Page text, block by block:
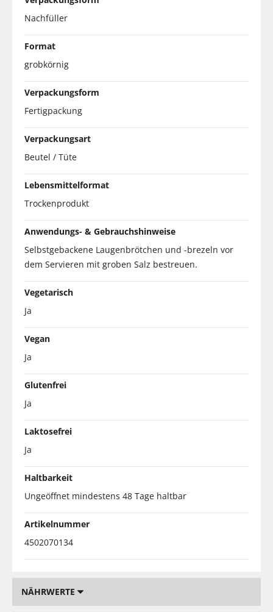
Nachfüller
Format
grobkörnig
Verpackungsform
Fertigpackung
Verpackungsart
Beutel / Tüte
Lebensmittelformat
Trockenprodukt
Anwendungs- & Gebrauchshinweise
Selbstgebackene Laugenbrötchen und -brezeln vor
dem Servieren mit groben Salz bestreuen.
Vegetarisch
Ja
Vegan
Ja
Glutenfrei
Ja
Laktosefrei
Ja
Haltbarkeit
Ungeöffnet mindestens 48 Tage haltbar
Artikelnummer
4502070134
NÄHRWERTE